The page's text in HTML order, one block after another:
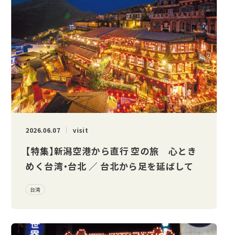
2026.06.07 visit
【特集】新潟空港から直行 空の旅 心とき
めく台湾・台北 ／ 台北から足を延ばして
台湾